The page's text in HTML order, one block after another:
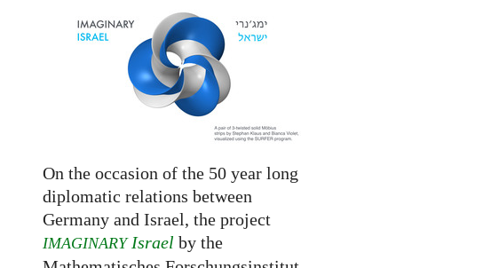
On the occasion of the 50 year long
diplomatic relations between
Germany and Israel, the project
IMAGINARYIsrael by the